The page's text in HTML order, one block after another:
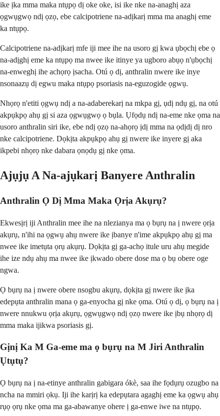
ike ịka mma maka ntụpọ dị oke oke, isi ike nke na-anaghị aza
ọgwụgwọ ndị ọzọ, ebe calcipotriene na-adịkarị mma ma anaghị eme
ka ntụpọ.
Calcipotriene na-adịkarị mfe iji mee ihe na usoro gị kwa ụbọchị ebe ọ
na-adịghị eme ka ntụpọ ma nwee ike itinye ya ugboro abụọ n'ụbọchị
na-enweghị ihe achọrọ ịsacha. Otú ọ dị, anthralin nwere ike inye
nsonaazụ dị egwu maka ntụpọ psoriasis na-eguzogide ọgwụ.
Nhọrọ n'etiti ọgwụ ndị a na-adaberekarị na mkpa gị, ụdị ndụ gị, na otú
akpụkpọ ahụ gị si aza ọgwụgwọ ọ bụla. Ụfọdụ ndị na-eme nke ọma na
usoro anthralin siri ike, ebe ndị ọzọ na-ahọrọ ịdị mma na ọdịdị dị nro
nke calcipotriene. Dọkịta akpụkpọ ahụ gị nwere ike inyere gị aka
ikpebi nhọrọ nke dabara ọnọdụ gị nke ọma.
Ajụjụ A Na-ajụkarị Banyere Anthralin
Anthralin Ọ Dị Mma Maka Ọrịa Akụrụ?
Ekwesịrị iji Anthralin mee ihe na nlezianya ma ọ bụrụ na ị nwere ọrịa
akụrụ, n'ihi na ọgwụ ahụ nwere ike ịbanye n'ime akpụkpọ ahụ gị ma
nwee ike imetụta ọrụ akụrụ. Dọkịta gị ga-achọ itule uru ahụ megide
ihe ize ndụ ahụ ma nwee ike ịkwado obere dose ma ọ bụ obere oge
ngwa.
Ọ bụrụ na ị nwere obere nsogbu akụrụ, dọkịta gị nwere ike ịka
edepụta anthralin mana ọ ga-enyocha gị nke ọma. Otú ọ dị, ọ bụrụ na ị
nwere nnukwu ọrịa akụrụ, ọgwụgwọ ndị ọzọ nwere ike ịbụ nhọrọ dị
mma maka ijikwa psoriasis gị.
Gịnị Ka M Ga-eme ma ọ bụrụ na M Jiri Anthralin
Ụtụtụ?
Ọ bụrụ na ị na-etinye anthralin gabigara ókè, saa ihe fọdụrụ ozugbo na
ncha na mmiri ọkụ. Iji ihe karịrị ka edepụtara agaghị eme ka ọgwụ ahụ
rụọ ọrụ nke ọma ma ga-abawanye ohere ị ga-enwe iwe na ntụpọ.